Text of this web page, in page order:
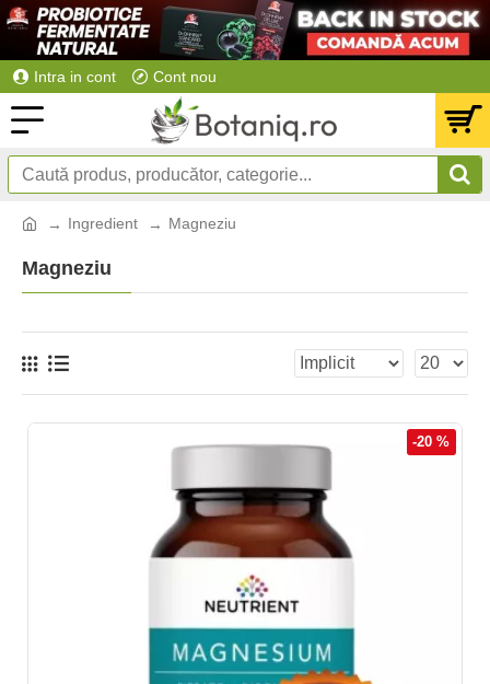
Intra in cont Cont nou
Ingredient Magneziu
Magneziu
-20 %